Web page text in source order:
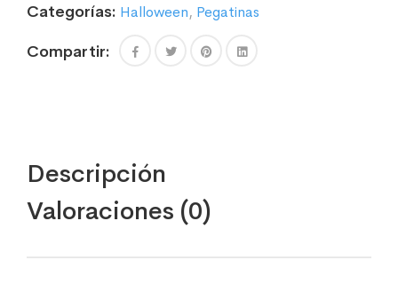
Halloween
PVC
calavera,
Categorías: Halloween, Pegatinas
Compartir:
Descripción
Valoraciones (0)